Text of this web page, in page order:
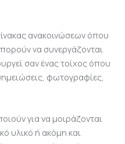
ανακοινώσεων όπου
να συνεργάζονται
σαν ένας τοίχος όπου
φωτογραφίες,
για να μοιράζονται
υλικό ή ακόμη και